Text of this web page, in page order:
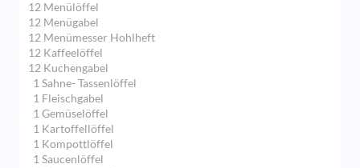
12 Menülöffel
12 Menügabel
12 Menümesser Hohlheft
12 Kaffeelöffel
12 Kuchengabel
1 Sahne- Tassenlöffel
1 Fleischgabel
1 Gemüselöffel
1 Kartoffellöffel
1 Kompottlöffel
1 Saucenlöffel